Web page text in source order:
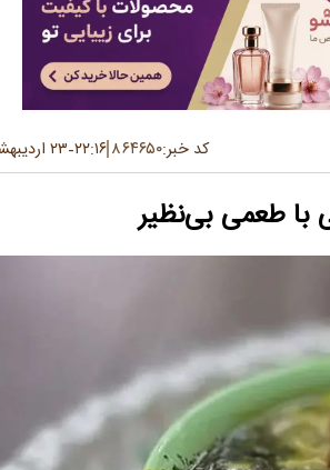
کد خبر:۸۶۴۶۵۰ ۲۲:۱۶-۲۳ اردیبهشت ۱۴۰۴
با طعمی بی‌نظیر